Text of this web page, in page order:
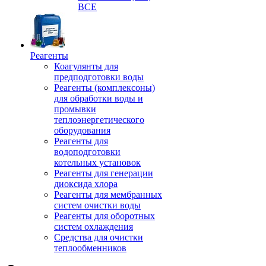
ВСЕ
Реагенты
Коагулянты для
предподготовки воды
Реагенты (комплексоны)
для обработки воды и
промывки
теплоэнергетического
оборудования
Реагенты для
водоподготовки
котельных установок
Реагенты для генерации
диоксида хлора
Реагенты для мембранных
систем очистки воды
Реагенты для оборотных
систем охлаждения
Средства для очистки
теплообменников